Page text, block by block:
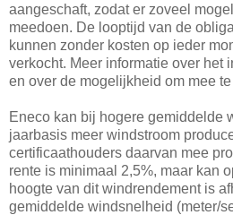
aangeschaft, zodat er zoveel
meedoen. De looptijd van de
kunnen zonder kosten op ieder
verkocht. Meer informatie over het
en over de mogelijkheid om mee
Eneco kan bij hogere gemiddelde
jaarbasis meer windstroom
certificaathouders daarvan mee
rente is minimaal 2,5%, maar kan
hoogte van dit windrendement is
gemiddelde windsnelheid (meter/